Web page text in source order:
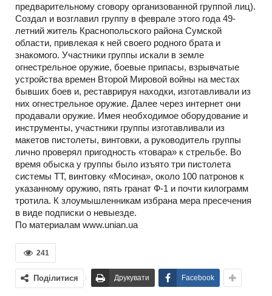
предварительному сговору организованной группой лиц).
Создал и возглавил группу в феврале этого года 49-
летний житель Краснопольского района Сумской
области, привлекая к ней своего родного брата и
знакомого. Участники группы искали в земле
огнестрельное оружие, боевые припасы, взрывчатые
устройства времен Второй Мировой войны на местах
бывших боев и, реставрируя находки, изготавливали из
них огнестрельное оружие. Далее через интернет они
продавали оружие. Имея необходимое оборудование и
инструменты, участники группы изготавливали из
макетов пистолеты, винтовки, а руководитель группы
лично проверял пригодность «товара» к стрельбе. Во
время обыска у группы было изъято три пистолета
системы ТТ, винтовку «Мосина», около 100 патронов к
указанному оружию, пять гранат Ф-1 и почти килограмм
тротила. К злоумышленникам избрана мера пресечения
в виде подписки о невыезде.
По материалам www.unian.ua
241
Поділитися Друкувати Facebook